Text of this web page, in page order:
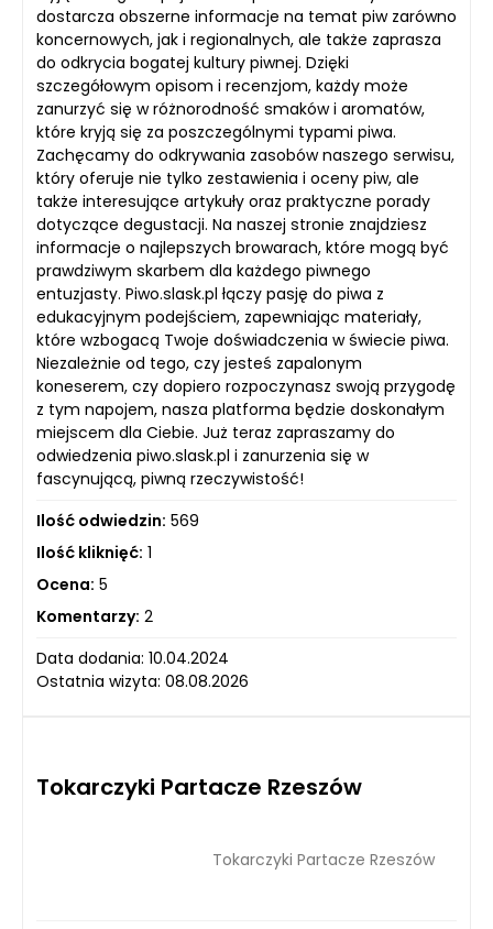
dostarcza obszerne informacje na temat piw zarówno
koncernowych, jak i regionalnych, ale także zaprasza
do odkrycia bogatej kultury piwnej. Dzięki
szczegółowym opisom i recenzjom, każdy może
zanurzyć się w różnorodność smaków i aromatów,
które kryją się za poszczególnymi typami piwa.
Zachęcamy do odkrywania zasobów naszego serwisu,
który oferuje nie tylko zestawienia i oceny piw, ale
także interesujące artykuły oraz praktyczne porady
dotyczące degustacji. Na naszej stronie znajdziesz
informacje o najlepszych browarach, które mogą być
prawdziwym skarbem dla każdego piwnego
entuzjasty. Piwo.slask.pl łączy pasję do piwa z
edukacyjnym podejściem, zapewniając materiały,
które wzbogacą Twoje doświadczenia w świecie piwa.
Niezależnie od tego, czy jesteś zapalonym
koneserem, czy dopiero rozpoczynasz swoją przygodę
z tym napojem, nasza platforma będzie doskonałym
miejscem dla Ciebie. Już teraz zapraszamy do
odwiedzenia piwo.slask.pl i zanurzenia się w
fascynującą, piwną rzeczywistość!
Ilość odwiedzin: 569
Ilość kliknięć: 1
Ocena: 5
Komentarzy: 2
Data dodania: 10.04.2024
Ostatnia wizyta: 08.08.2026
Tokarczyki Partacze Rzeszów
Tokarczyki Partacze Rzeszów